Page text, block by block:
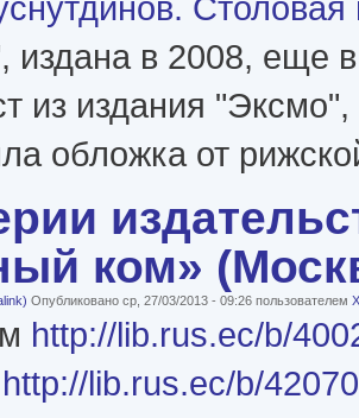
Столовая
издана в 2008, еще
из издания "Эксмо",
обложка от
ком»
Опубликовано ср, 27/03/2013 - 09:26 пользователем
http://lib.rus.ec/b/
http://lib.rus.ec/b/